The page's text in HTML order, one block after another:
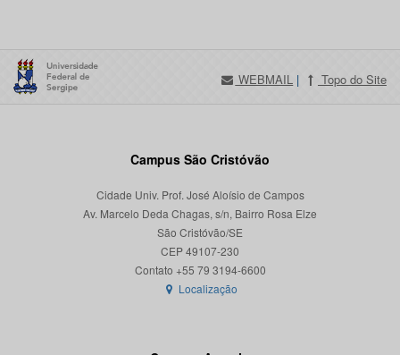
WEBMAIL | Topo do Site
Campus São Cristóvão
Cidade Univ. Prof. José Aloísio de Campos
Av. Marcelo Deda Chagas, s/n, Bairro Rosa Elze
São Cristóvão/SE
CEP 49107-230
Localização